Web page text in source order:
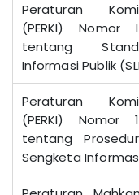
Peraturan
(PERKI) Nomor
tentang
Informasi Publik
Peraturan
(PERKI) Nomor
tentang
Sengketa